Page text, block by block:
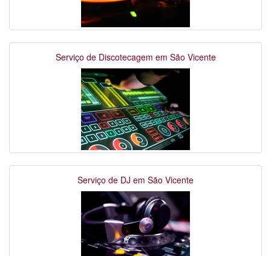
Serviço de Discotecagem em São Vicente
Serviço de DJ em São Vicente